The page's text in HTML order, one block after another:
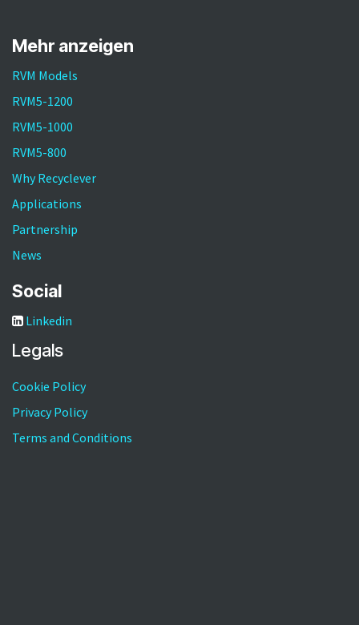
Mehr anzeigen
RVM Models
RVM5-1200
RVM5-1000
RVM5-800
Why Recyclever
Applications
Partnership
News
Social
Linkedin
Legals
Cookie Policy
Privacy Policy
Terms and Conditions